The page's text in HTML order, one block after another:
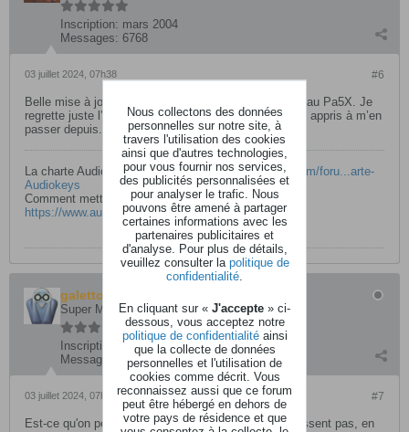
Inscription: mars 2004
Messages: 6768
#6
03 juillet 2024, 07h38
Belle mise à jour. Si pas de bug, ça fait enfin… un beau Pa5X. Je
regrette juste l’absence du midi to style. Mais bon j’ai appris à m’en
passer depuis.
La charte Audiokeys :https://www.audiokeys.net/forum/foru...arte-
Audiokeys
Comment mettre un avatar :
https://www.audiokeys.net/forum/foru...ttre-un-avatar
galettouille
Super Modérateur
Inscription:
novembre 2003
Messages:
11839
#7
03 juillet 2024, 07h51
Est-ce qu'on peut télécharger des LEDs qui ne noircissent pas, en
Nous collectons des données
personnelles sur notre site, à
travers l'utilisation des cookies
ainsi que d'autres technologies,
pour vous fournir nos services,
des publicités personnalisées et
pour analyser le trafic. Nous
pouvons être amené à partager
certaines informations avec les
partenaires publicitaires et
d'analyse. Pour plus de détails,
veuillez consulter la politique de
confidentialité
En cliquant sur « J'accepte » ci-
dessous, vous acceptez notre
politique de confidentialitéainsi
que la collecte de données
personnelles et l'utilisation de
cookies comme décrit. Vous
reconnaissez aussi que ce forum
peut être hébergé en dehors de
votre pays de résidence et que